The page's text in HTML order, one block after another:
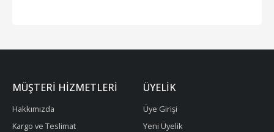
MÜŞTERI HIZMETLERI
Hakkımızda
Kargo ve Teslimat
ÜYELIK
Üye Girişi
Yeni Üyelik